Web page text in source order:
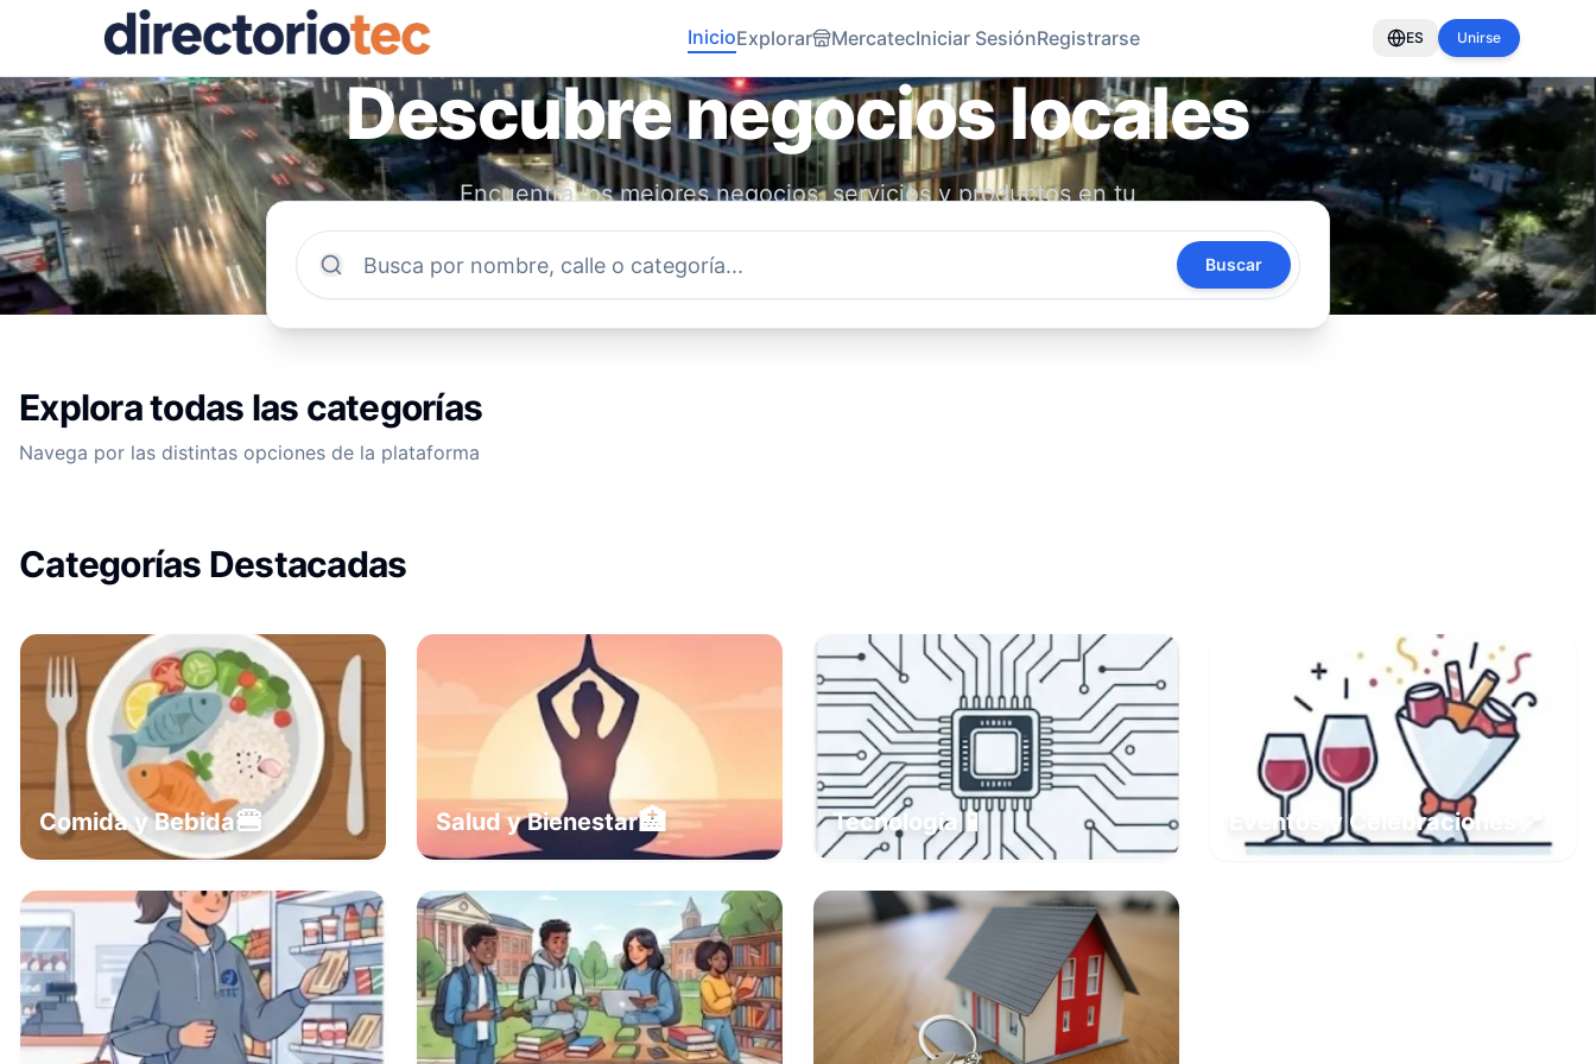
InicioExplorar MercatecIniciar SesiónRegistrarse ES Unirse
Descubre negocios locales
Encuentra los mejores negocios, servicios y productos en tu
comunidad. Conecta con emprendedores locales y apoya tu
Buscar
Explora todas las categorías
Navega por las distintas opciones de la plataforma
Categorías Destacadas
Comida y Bebida🍔 Salud y Bienestar🏥 Tecnología 📱 Eventos y Celebraciones